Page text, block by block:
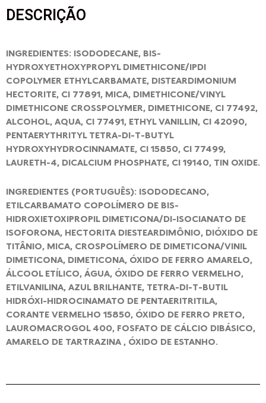
DESCRIÇÃO
INGREDIENTES: ISODODECANE, BIS-
HYDROXYETHOXYPROPYL DIMETHICONE/IPDI
COPOLYMER ETHYLCARBAMATE, DISTEARDIMONIUM
HECTORITE, CI 77891, MICA, DIMETHICONE/VINYL
DIMETHICONE CROSSPOLYMER, DIMETHICONE, CI 77492,
ALCOHOL, AQUA, CI 77491, ETHYL VANILLIN, CI 42090,
PENTAERYTHRITYL TETRA-DI-T-BUTYL
HYDROXYHYDROCINNAMATE, CI 15850, CI 77499,
LAURETH-4, DICALCIUM PHOSPHATE, CI 19140, TIN OXIDE.
INGREDIENTES (PORTUGUÊS): ISODODECANO,
ETILCARBAMATO COPOLÍMERO DE BIS-
HIDROXIETOXIPROPIL DIMETICONA/DI-ISOCIANATO DE
ISOFORONA, HECTORITA DIESTEARDIMÔNIO, DIÓXIDO DE
TITÂNIO, MICA, CROSPOLÍMERO DE DIMETICONA/VINIL
DIMETICONA, DIMETICONA, ÓXIDO DE FERRO AMARELO,
ÁLCOOL ETÍLICO, ÁGUA, ÓXIDO DE FERRO VERMELHO,
ETILVANILINA, AZUL BRILHANTE, TETRA-DI-T-BUTIL
HIDRÓXI-HIDROCINAMATO DE PENTAERITRITILA,
CORANTE VERMELHO 15850, ÓXIDO DE FERRO PRETO,
LAUROMACROGOL 400, FOSFATO DE CÁLCIO DIBÁSICO,
AMARELO DE TARTRAZINA , ÓXIDO DE ESTANHO.